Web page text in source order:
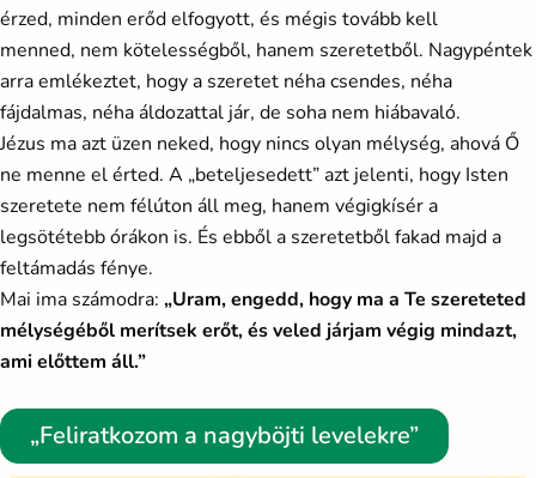
érzed, minden erőd elfogyott, és mégis tovább kell
menned, nem kötelességből, hanem szeretetből. Nagypéntek
arra emlékeztet, hogy a szeretet néha csendes, néha
fájdalmas, néha áldozattal jár, de soha nem hiábavaló.
Jézus ma azt üzen neked, hogy nincs olyan mélység, ahová Ő
ne menne el érted. A „beteljesedett” azt jelenti, hogy Isten
szeretete nem félúton áll meg, hanem végigkísér a
legsötétebb órákon is. És ebből a szeretetből fakad majd a
feltámadás fénye.
Mai ima számodra: „Uram, engedd, hogy ma a Te szereteted
mélységéből merítsek erőt, és veled járjam végig mindazt,
ami előttem áll.”
„Feliratkozom a nagyböjti levelekre”